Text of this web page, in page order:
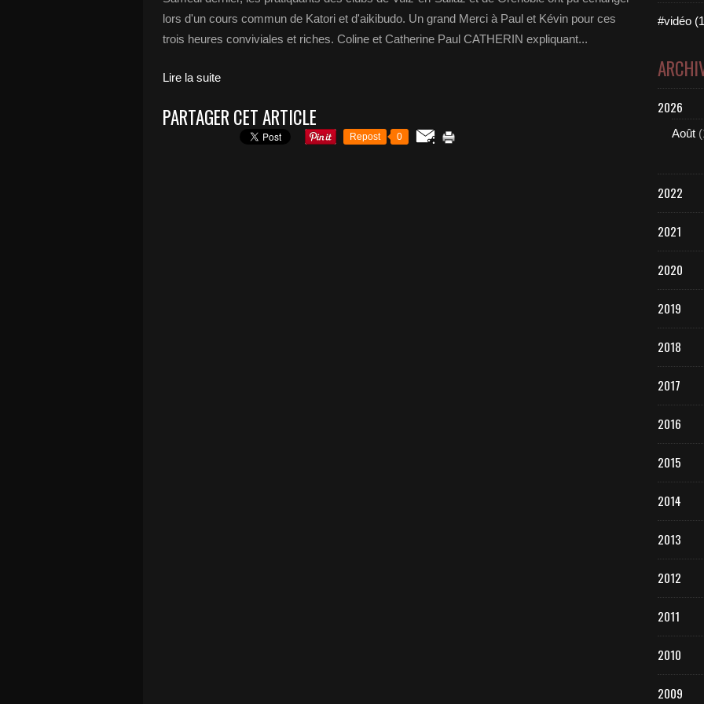
lors d'un cours commun de Katori et d'aikibudo. Un grand Merci à Paul et Kévin pour ces
trois heures conviviales et riches. Coline et Catherine Paul CATHERIN expliquant...
Lire la suite
PARTAGER CET ARTICLE
Repost 0
#vidéo
2026
Août
2022
2021
2020
2019
2018
2017
2016
2015
2014
2013
2012
2011
2010
2009